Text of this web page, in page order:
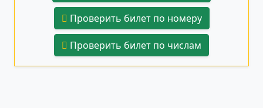
Проверить билет по номеру
Проверить билет по числам